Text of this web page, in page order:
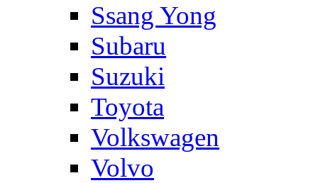
Ssang Yong
Subaru
Suzuki
Toyota
Volkswagen
Volvo